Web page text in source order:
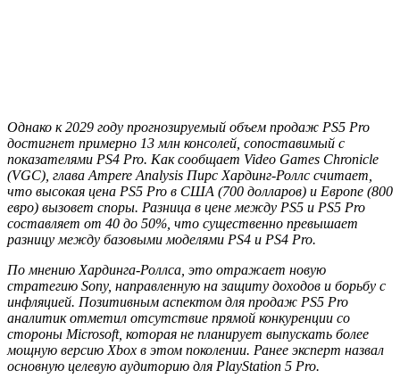
Однако к 2029 году прогнозируемый объем продаж PS5 Pro
достигнет примерно 13 млн консолей, сопоставимый с
показателями PS4 Pro. Как сообщает Video Games Chronicle
(VGC), глава Ampere Analysis Пирс Хардинг-Роллс считает,
что высокая цена PS5 Pro в США (700 долларов) и Европе (800
евро) вызовет споры. Разница в цене между PS5 и PS5 Pro
составляет от 40 до 50%, что существенно превышает
разницу между базовыми моделями PS4 и PS4 Pro.
По мнению Хардинга-Роллса, это отражает новую
стратегию Sony, направленную на защиту доходов и борьбу с
инфляцией. Позитивным аспектом для продаж PS5 Pro
аналитик отметил отсутствие прямой конкуренции со
стороны Microsoft, которая не планирует выпускать более
мощную версию Xbox в этом поколении. Ранее эксперт назвал
основную целевую аудиторию для PlayStation 5 Pro.